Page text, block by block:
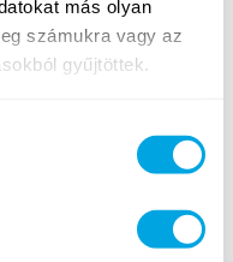
más olyan
számukra vagy az
gyűjtöttek.
Budapesti Műszaki
létrejövő, éshetente
,köztük a Mobil
autó bemutató is!
digitális homokozó
szenzoraival,
természeti